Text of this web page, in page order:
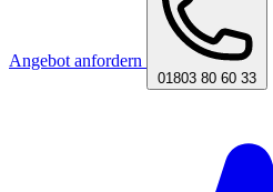
Angebot anfordern
01803 80 60 33